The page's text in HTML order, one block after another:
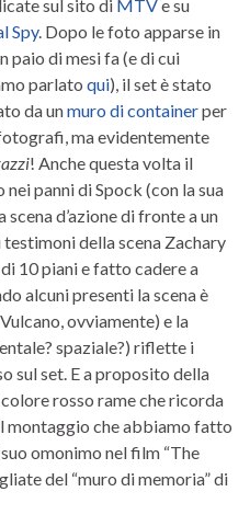
sul sito di MTVe su
Spy. Dopo le foto apparse in
paio di mesi fa (e di cui
parlato qui), il set è stato
da unmuro di containerper
ma evidentemente
! Anche questa volta il
panni di Spock (con la sua
d’azione di fronte a un
della scena Zachary
10 piani e fatto cadere a
alcuni presenti la scena è
ovviamente) e la
spaziale?) riflette i
sul set. E a proposito della
rosso rame che ricorda
montaggio che abbiamo fatto
omonimo nel film “The
del “muro di memoria” di